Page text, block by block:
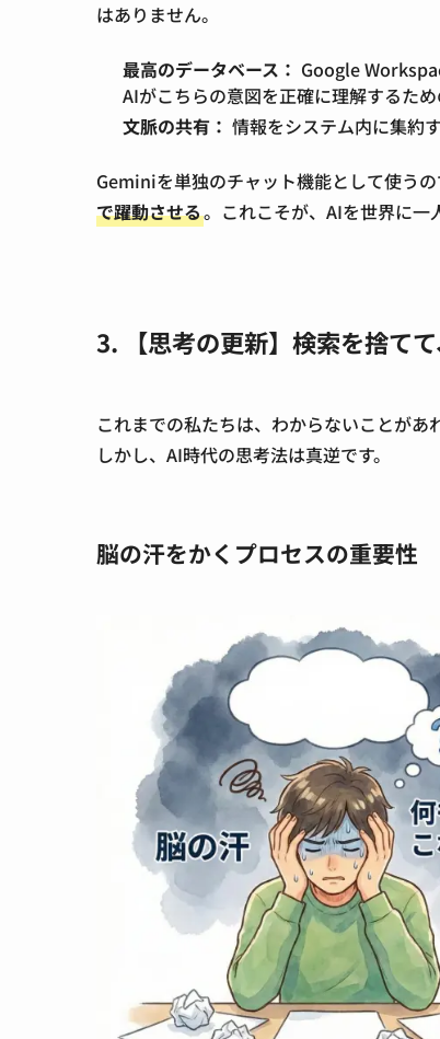
はありません。
最高のデータベース： Google
AIがこちらの意図を正確に理解するた
文脈の共有： 情報をシステム内に集約
Geminiを単独のチャット機能として使うの
で躍動させる。これこそが、AIを世界に一
3. 【思考の更新】検索を捨て
これまでの私たちは、わからないことがあ
しかし、AI時代の思考法は真逆です。
脳の汗をかくプロセスの重要性